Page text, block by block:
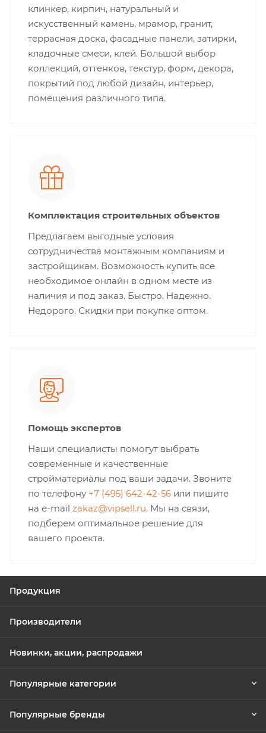
клинкер, кирпич, натуральный и
искусственный камень, мрамор, гранит,
террасная доска, фасадные панели, затирки,
кладочные смеси, клей. Большой выбор
коллекций, оттенков, текстур, форм, декора,
покрытий под любой дизайн, интерьер,
помещения различного типа.
Комплектация строительных объектов
Предлагаем выгодные условия
сотрудничества монтажным компаниям и
застройщикам. Возможность купить все
необходимое онлайн в одном месте из
наличия и под заказ. Быстро. Надежно.
Недорого. Скидки при покупке оптом.
Помощь экспертов
Наши специалисты помогут выбрать
современные и качественные
стройматериалы под ваши задачи. Звоните
по телефону +7 (495) 642-42-56 или пишите
на e-mail zakaz@vipsell.ru. Мы на связи,
подберем оптимальное решение для
вашего проекта.
Продукция
Производители
Новинки, акции, распродажи
Популярные категории
Популярные бренды